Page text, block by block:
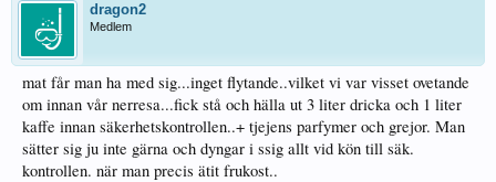
dragon2
Medlem
mat får man ha med sig...inget flytande..vilket vi var visset ovetande
om innan vår nerresa...fick stå och hälla ut 3 liter dricka och 1 liter
kaffe innan säkerhetskontrollen..+ tjejens parfymer och grejor. Man
sätter sig ju inte gärna och dyngar i ssig allt vid kön till säk.
kontrollen. när man precis ätit frukost..